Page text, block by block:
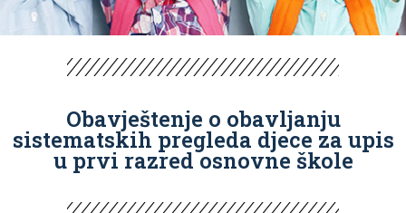
Obavještenje o obavljanju
sistematskih pregleda djece za upis
u prvi razred osnovne škole